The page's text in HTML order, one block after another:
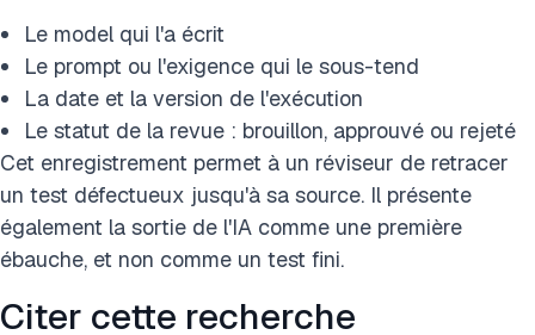
Le model qui l'a écrit
Le prompt ou l'exigence qui le sous-tend
La date et la version de l'exécution
Le statut de la revue : brouillon, approuvé ou rejeté
Cet enregistrement permet à un réviseur de retracer
un test défectueux jusqu'à sa source. Il présente
également la sortie de l'IA comme une première
ébauche, et non comme un test fini.
Citer cette recherche